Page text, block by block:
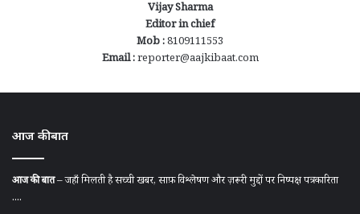
Vijay Sharma
Editor in chief
Mob :8109111553
Email :reporter@aajkibaat.com
आज की बात
आज की बात– जहाँ मिलती है सच्ची खबर, साफ़ विश्लेषण और ज़रूरी मुद्दों पर निष्पक्ष पत्रकारिता
....